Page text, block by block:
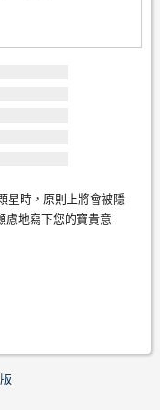
星時，原則上將會被隱
慮地寫下您的寶貴意